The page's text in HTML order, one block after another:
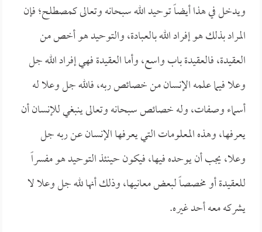
ويدخل في هذا أيضاً توحيد الله سبحانه وتعالى كمصطلح؛ فإن
المراد بذلك هو إفراد الله بالعبادة، والتوحيد هو أخص من
العقيدة، فالعقيدة باب واسع، وأما العقيدة فهي إفراد الله جل
وعلا فيما علمه الإنسان من خصائص ربه، فالله جل وعلا له
أسماء وصفات، وله خصائص سبحانه وتعالى ينبغي للإنسان أن
يعرفها، وهذه المعلومات التي يعرفها الإنسان عن ربه جل
وعلا، يجب أن يوحده فيها، فيكون حينئذ التوحيد هو مفسراً
للعقيدة أو مخصصاً لبعض معانيها، وذلك أنها لله جل وعلا لا
يشركه معه أحد غيره.